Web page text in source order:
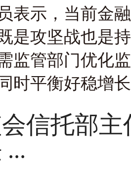
表示，当前金
是攻坚战也是
监管部门优化
时平衡好稳增
信托部